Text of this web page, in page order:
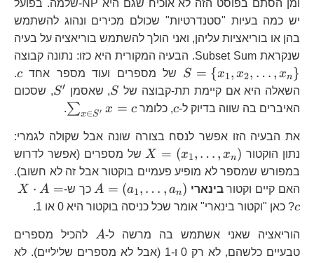
ומן הסתם בפוסט הזה לא אוכיח שגם היא NP-שלמה. בפועל
יש כמה בעיות "סטנדרטיות" שכולם מכירים ונהוג להשתמש
בהן או בוריאציות עליהן, ואני הולך להשתמש בוריאציה על בעיה
שנקראת Subset Sum. הבעיה המקורית היא כזו: נתונה קבוצה
S = {x1, x2, … , xn} של מספרים ועוד מספר אחד c
c
.
השאלה היא אם קיימת תת-קבוצה של
S
S, שאסמן S′
, שסכום
האיברים בה שווה בדיוק ל-
c c, כלומר ∑x∈S′ x = c
.
את הבעיה הזו אפשר לנסח בצורה שונה אבל שקולה לגמרי:
נתון הוקטור
X = (x1, … , xn)
של מספרים (אפשר לדרוש
במפורש שמספר לא מופיע פעמיים בוקטור אבל זה לא חשוב).
האם קיים וקטורבינארי A = (a1, … , an) כך ש- X ⋅ A =
c? כאן "וקטור בינארי" אומר שכל כניסה בוקטור היא 0 או 1.
הוריאציה שאני אשתמש בה מרשה ל-
A
A להכיל מספרים
טבעיים כלשהם, לא רק 0 ו-1 (אבל לא מספרים שליליים). לא